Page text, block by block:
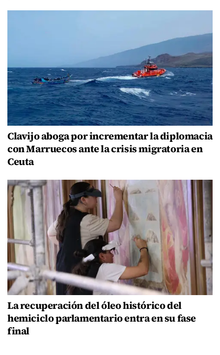
Clavijo aboga por incrementar la diplomacia
con Marruecos ante la crisis migratoria en
Ceuta
La recuperación del óleo histórico del
hemiciclo parlamentario entra en su fase
final